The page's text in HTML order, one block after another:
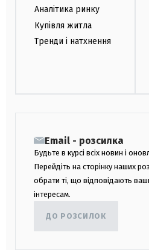
Аналітика ринку
Купівля житла
Тренди і натхнення
Email - розсилка
Будьте в курсі всіх новин і
Перейдіть на сторінку наших
обрати ті, що відповідають
інтересам.
ДО РОЗСИЛОК